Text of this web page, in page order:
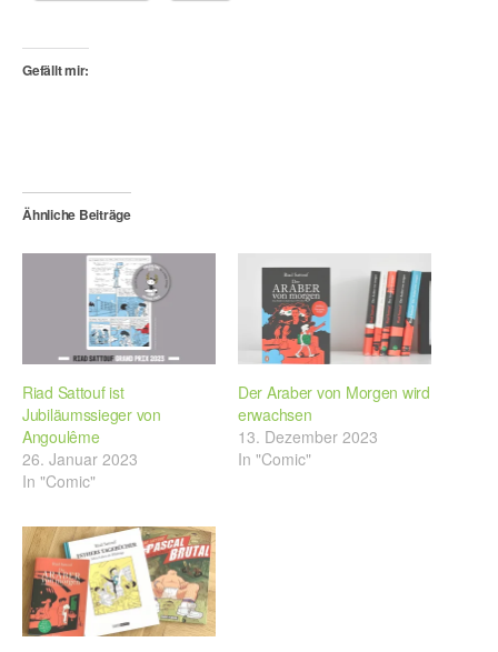
Gefällt mir:
Ähnliche Beiträge
Riad Sattouf ist
Jubiläumssieger von
Angoulême
26. Januar 2023
In "Comic"
Der Araber von Morgen wird
erwachsen
13. Dezember 2023
In "Comic"